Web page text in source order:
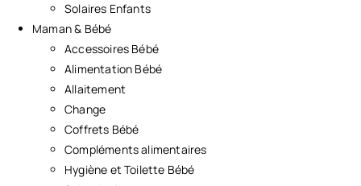
Solaires Enfants
Maman & Bébé
Accessoires Bébé
Alimentation Bébé
Allaitement
Change
Coffrets Bébé
Compléments alimentaires
Hygiène et Toilette Bébé